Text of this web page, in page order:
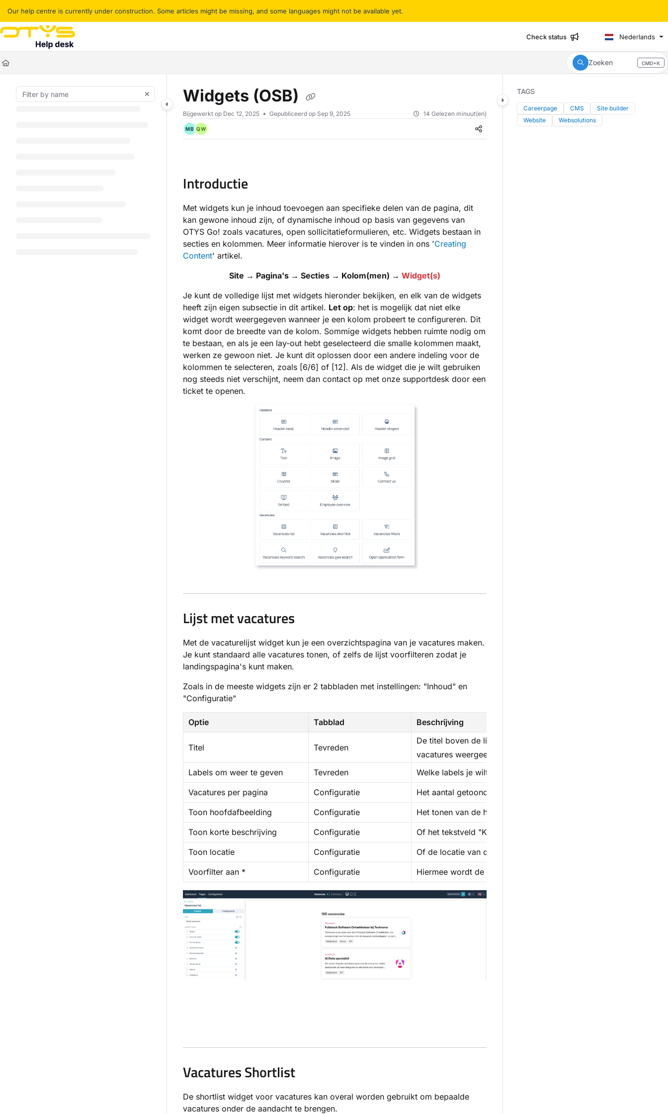
Documentation Index
Fetch the complete documentation index at:https://helpdesk.otys.com/llms.txt
Use this file to discover all available pages before exploring further.
Our help centre is currently under construction. Some articles might be missing, and some languages might not be available yet.
Check status Nederlands
Zoeken CMD+K
Press CMD+K to open search
Widgets (OSB)
Bijgewerkt op Dec 12, 2025 Gepubliceerd op Sep 9, 2025 14 Gelezen minuut(en)
MB QW
Introductie
Met widgets kun je inhoud toevoegen aan specifieke delen van de pagina, dit
kan gewone inhoud zijn, of dynamische inhoud op basis van gegevens van
OTYS Go! zoals vacatures, open sollicitatieformulieren, etc. Widgets bestaan in
secties en kolommen. Meer informatie hierover is te vinden in ons 'Creating
Content' artikel.
Site → Pagina's → Secties → Kolom(men) →Widget(s)
Je kunt de volledige lijst met widgets hieronder bekijken, en elk van de widgets
heeft zijn eigen subsectie in dit artikel. Let op: het is mogelijk dat niet elke
widget wordt weergegeven wanneer je een kolom probeert te configureren. Dit
komt door de breedte van de kolom. Sommige widgets hebben ruimte nodig om
te bestaan, en als je een lay-out hebt geselecteerd die smalle kolommen maakt,
werken ze gewoon niet. Je kunt dit oplossen door een andere indeling voor de
kolommen te selecteren, zoals [6/6] of [12]. Als de widget die je wilt gebruiken
nog steeds niet verschijnt, neem dan contact op met onze supportdesk door een
ticket te openen.
Lijst met vacatures
Met de vacaturelijst widget kun je een overzichtspagina van je vacatures maken.
Je kunt standaard alle vacatures tonen, of zelfs de lijst voorfilteren zodat je
landingspagina's kunt maken.
Zoals in de meeste widgets zijn er 2 tabbladen met instellingen: "Inhoud" en
"Configuratie"
Optie Tabblad Beschrijving
Titel Tevreden
De titel boven de lijst met vacatures. Het ondersteunt een
vacatures weergeeft
Labels om weer te geven
Tevreden
Welke labels je wilt weergeven onder de titel van de vacature in
Vacatures per pagina
Configuratie
Het aantal getoonde vacatures per pagina
Toon hoofdafbeelding
Configuratie
Het tonen van de hoofdafbeelding (vaak werkgevers logo) van de
Toon korte beschrijving
Configuratie
Of het tekstveld "Korte beschrijving" onder de titel moet worden
Toon locatie
Configuratie
Of de locatie van de baan bovenaan de titel moet worden
Voorfilter aan *
Configuratie Hiermee wordt de lijst vooraf gefilterd op criteria of categorie.
Vacatures Shortlist
De shortlist widget voor vacatures kan overal worden gebruikt om bepaalde
vacatures onder de aandacht te brengen.
TAGS
Careerpage CMS
Site builder
Website
Websolutions